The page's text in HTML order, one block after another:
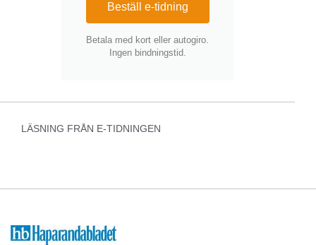
Beställ e-tidning
Betala med kort eller autogiro.
Ingen bindningstid.
LÄSNING FRÅN E-TIDNINGEN